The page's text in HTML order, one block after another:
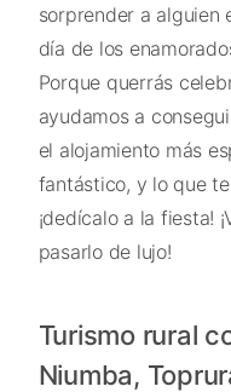
sorprender a alguien
día de los
Porque querrás
ayudamos a
el alojamiento más
fantástico, y lo que
¡dedícalo a la fiesta!
pasarlo de lujo!
Turismo rural
Niumba,